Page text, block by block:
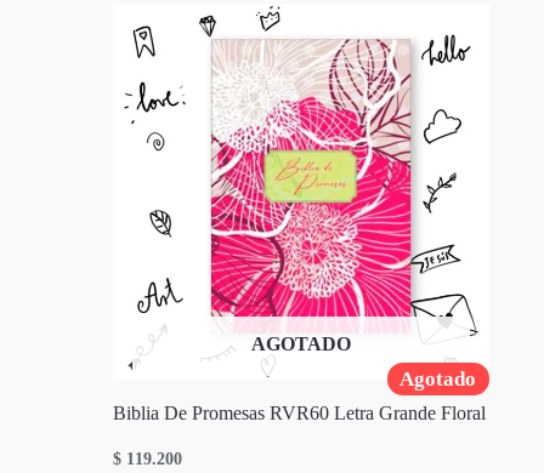
Agotado
AGOTADO
Biblia De Promesas RVR60 Letra Grande Floral
$ 119.200